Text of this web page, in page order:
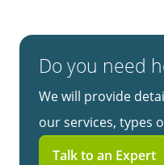
Do you need
We will provide
our services, types
Talk to an Expert